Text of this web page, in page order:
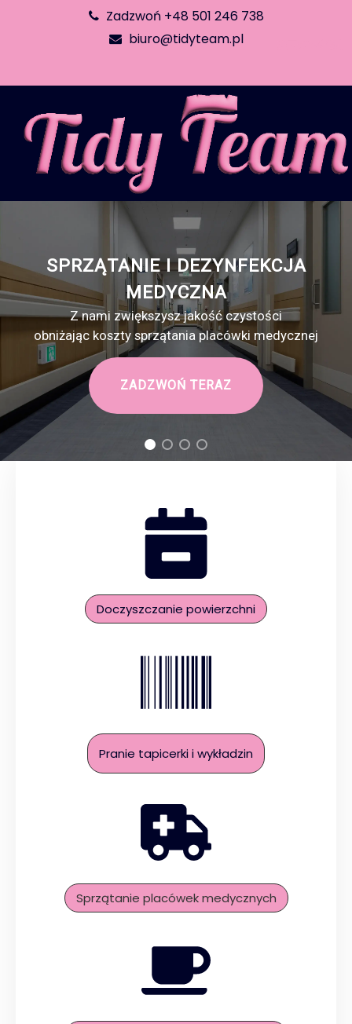
Zadzwoń +48 501 246 738
biuro@tidyteam.pl
SPRZĄTANIE I DEZYNFEKCJA
MEDYCZNA
Z nami zwiększysz jakość czystości
obniżając koszty sprzątania placówki medycznej
ZADZWOŃ TERAZ
Doczyszczanie powierzchni
Pranie tapicerki i wykładzin
Sprzątanie placówek medycznych